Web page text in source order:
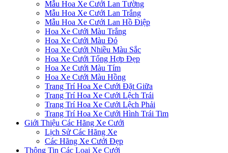
Mẫu Hoa Xe Cưới Lan Tường
Mẫu Hoa Xe Cưới Lan Trắng
Mẫu Hoa Xe Cưới Lan Hồ Điệp
Hoa Xe Cưới Màu Trắng
Hoa Xe Cưới Màu Đỏ
Hoa Xe Cưới Nhiều Màu Sắc
Hoa Xe Cưới Tổng Hợp Đẹp
Hoa Xe Cưới Màu Tím
Hoa Xe Cưới Màu Hồng
Trang Trí Hoa Xe Cưới Đặt Giữa
Trang Trí Hoa Xe Cưới Lệch Trái
Trang Trí Hoa Xe Cưới Lệch Phải
Trang Trí Hoa Xe Cưới Hình Trái Tim
Giới Thiệu Các Hãng Xe Cưới
Lịch Sử Các Hãng Xe
Các Hãng Xe Cưới Đẹp
Thông Tin Các Loại Xe Cưới